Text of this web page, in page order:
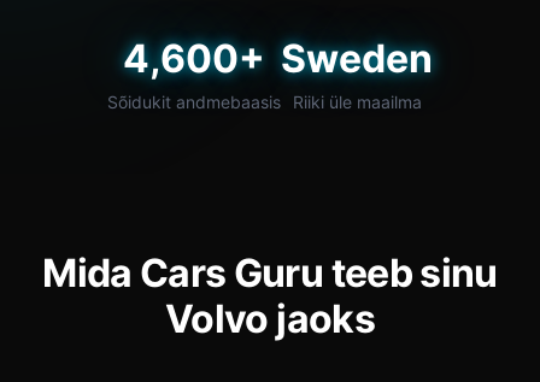
4,600+
Sõidukit andmebaasis
Sweden
Riiki üle maailma
Mida Cars Guru teeb sinu
Volvo jaoks